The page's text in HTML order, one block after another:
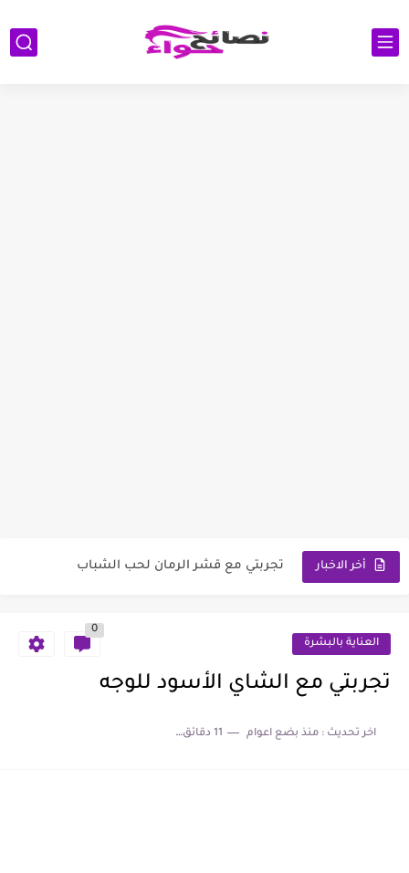
أخر الاخبار تجربتي مع حبوب اللقاح للبشرة
تجربتي مع زيت المشمش للبشرة
تجربتي مع ماسك بذور الشيا للتفتيح
العناية بالبشرة
0
تجربتي مع الشاي الأسود للوجه
اخر تحديث :منذ بضع اعوام 11 دقائق للقراءة